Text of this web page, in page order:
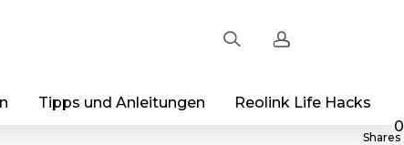
Registrieren
Tipps und Anleitungen Reolink Life Hacks
0
Shares